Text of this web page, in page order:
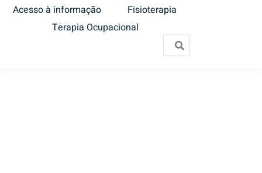
Acesso à informação
Fisioterapia
Terapia Ocupacional